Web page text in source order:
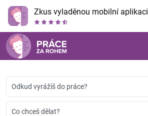
Zkus vyladěnou mobilní aplikaci
Odkud vyrážíš do práce?
Co chceš dělat?